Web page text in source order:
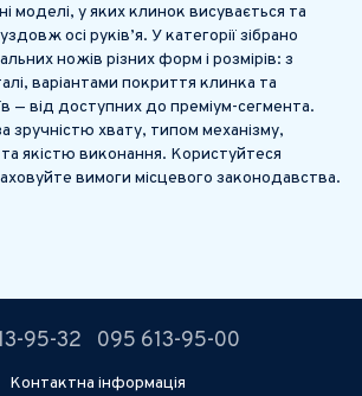
моделі, у яких клинок висувається та
осі руків’я. У категорії зібрано
ножів різних форм і розмірів: з
варіантами покриття клинка та
— від доступних до преміум-сегмента.
зручністю хвату, типом механізму,
якістю виконання. Користуйтеся
вимоги місцевого законодавства.
95-32 095 613-95-00
Контактна інформація